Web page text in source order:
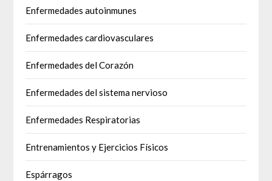
Enfermedades autoinmunes
Enfermedades cardiovasculares
Enfermedades del Corazón
Enfermedades del sistema nervioso
Enfermedades Respiratorias
Entrenamientos y Ejercicios Físicos
Espárragos